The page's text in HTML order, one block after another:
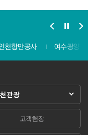
천항만공사 여수광양
고객헌장
관광